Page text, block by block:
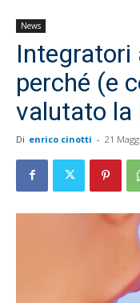
News
Integratori
perché (e
valutato la
Di enrico cinotti - 21